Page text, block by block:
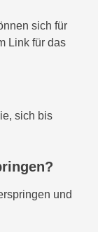
sich für
Link für das
sich bis
und